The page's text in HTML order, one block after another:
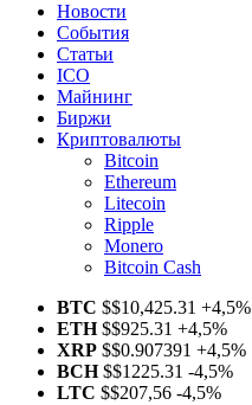
Новости
События
Статьи
ICO
Майнинг
Биржи
Криптовалюты
Bitcoin
Ethereum
Litecoin
Ripple
Monero
Bitcoin Cash
BTC $$10,425.31 +4,5%
ETH$$925.31 +4,5%
XRP $$0.907391 +4,5%
BCH$$1225.31 -4,5%
LTC $$207,56 -4,5%